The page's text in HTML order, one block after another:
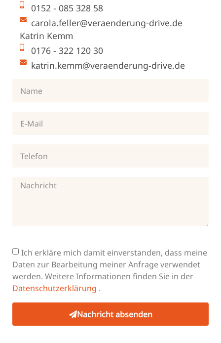
Ich erkläre mich damit einverstanden, dass meine
Daten zur Bearbeitung meiner Anfrage verwendet
werden. Weitere Informationen finden Sie in der
Datenschutzerklärung .
Nachricht absenden
0152 - 085 328 58
carola.feller@veraenderung-drive.de
Katrin Kemm
0176 - 322 120 30
katrin.kemm@veraenderung-drive.de